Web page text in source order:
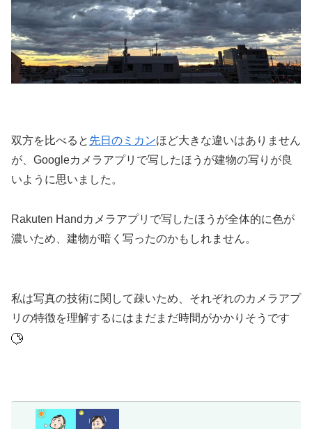
双方を比べると 先日のミカンほど大きな違いはありません
が、Googleカメラアプリで写したほうが建物の写りが良
いように思いました。
Rakuten Handカメラアプリで写したほうが全体的に色が
濃いため、建物が暗く写ったのかもしれません。
私は写真の技術に関して疎いため、それぞれのカメラアプ
リの特徴を理解するにはまだまだ時間がかかりそうです